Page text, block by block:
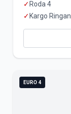
✓ Roda 4
✓ Kargo Ringan
EURO 4